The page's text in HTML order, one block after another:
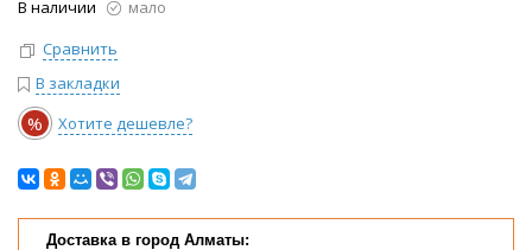
В наличии
мало
Сравнить
В закладки
% Хотите дешевле?
Доставка в город Алматы: